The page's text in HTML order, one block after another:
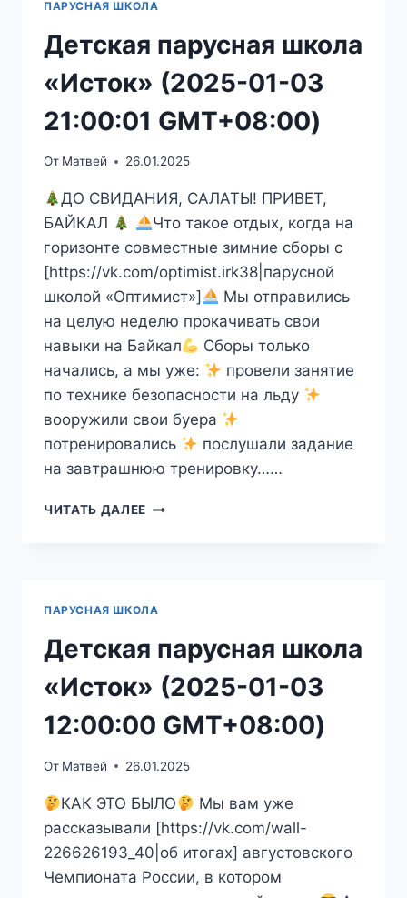
GMT+08:00)
ПАРУСНАЯ ШКОЛА
Детская парусная школа
«Исток» (2025-01-03
21:00:01 GMT+08:00)
От Матвей 26.01.2025
ДО СВИДАНИЯ, САЛАТЫ! ПРИВЕТ,
БАЙКАЛ
Что такое отдых, когда на
горизонте совместные зимние сборы с
[https://vk.com/optimist.irk38|парусной
школой «Оптимист»]
Мы отправились
на целую неделю прокачивать свои
навыки на Байкал
Сборы только
начались, а мы уже:
провели занятие
по технике безопасности на льду
вооружили свои буера
потренировались
послушали задание
на завтрашнюю тренировку……
ЧИТАТЬ ДАЛЕЕ ДЕТСКАЯ
GMT+08:00)
ПАРУСНАЯ ШКОЛА
Детская парусная школа
«Исток» (2025-01-03
12:00:00 GMT+08:00)
От Матвей 26.01.2025
КАК ЭТО БЫЛО
Мы вам уже
рассказывали [https://vk.com/wall-
226626193_40|об итогах] августовского
Чемпионата России, в котором